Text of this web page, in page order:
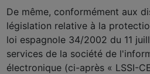
De même, conformément aux
législation relative à la
loi espagnole 34/2002 du 11
services de la société de
électronique (ci-après « LSSI-